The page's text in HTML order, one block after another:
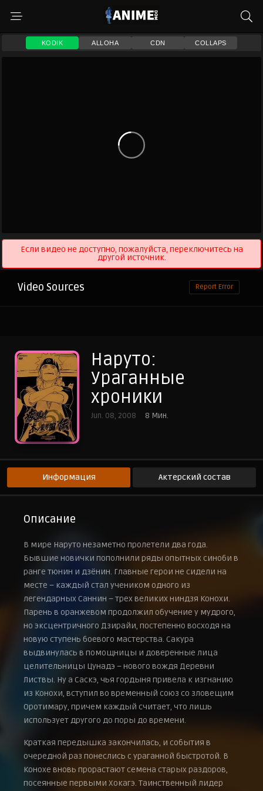
KODIK ALLOHA CDN COLLAPS
Если видео не доступно, пожалуйста, переключитесь на
другой источник.
Video Sources Report Error
Наруто:
Ураганные
хроники
Jun. 08, 2008 8 Мин.
Информация Актерский состав
Описание
В мире Наруто незаметно пролетели два года.
Бывшие новички пополнили ряды опытных синоби в
ранге тюнин и дзёнин. Главные герои не сидели на
месте – каждый стал учеником одного из
легендарных Саннин – трех великих ниндзя Конохи.
Парень в оранжевом продолжил обучение у мудрого,
но эксцентричного Дзирайи, постепенно восходя на
новую ступень боевого мастерства. Сакура
выдвинулась в помощницы и доверенные лица
целительницы Цунадэ – нового вождя Деревни
Листвы. Ну а Саскэ, чья гордыня привела к изгнанию
из Конохи, вступил во временный союз со зловещим
Оротимару, причем каждый считает, что лишь
использует другого до поры до времени.
Краткая передышка закончилась, и события в
очередной раз понеслись с ураганной быстротой. В
Конохе вновь прорастают семена старых раздоров,
посеянные первыми Хокагэ. Таинственный лидер